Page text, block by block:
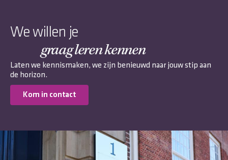
We willen je
graag leren kennen
Laten we kennismaken, we zijn benieuwd naar jouw stip aan
de horizon.
Kom in contact